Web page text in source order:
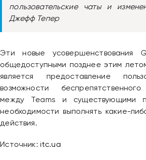
пользовательские чаты и
Джефф Тепер
Эти новые усовершенствования
общедоступными позднее этим
является предоставление
возможности
между Teams и существующими
необходимости выполнять какие-
действия.
Источник: itc.ua